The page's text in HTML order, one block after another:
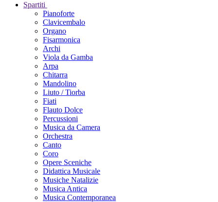
Spartiti
Pianoforte
Clavicembalo
Organo
Fisarmonica
Archi
Viola da Gamba
Arpa
Chitarra
Mandolino
Liuto / Tiorba
Fiati
Flauto Dolce
Percussioni
Musica da Camera
Orchestra
Canto
Coro
Opere Sceniche
Didattica Musicale
Musiche Natalizie
Musica Antica
Musica Contemporanea